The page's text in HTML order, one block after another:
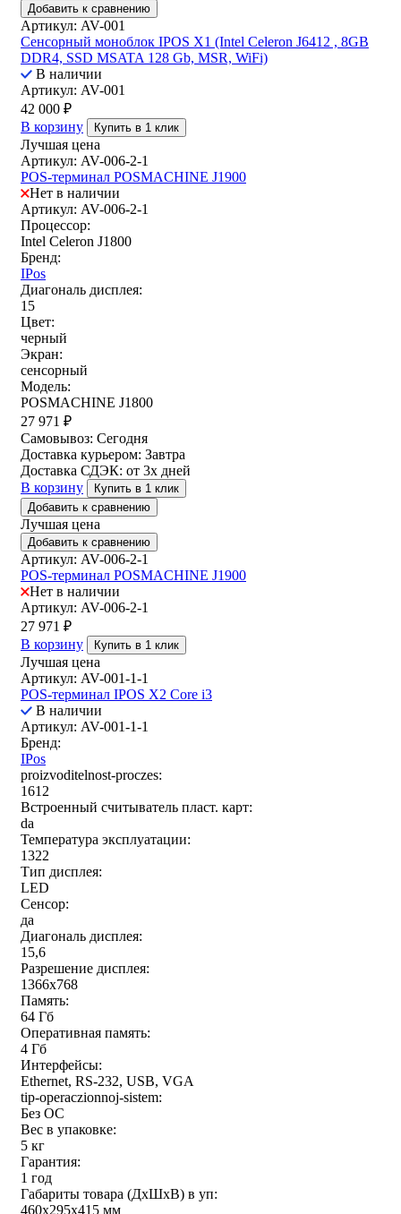
Добавить к сравнению
Артикул: AV-001
Сенсорный моноблок IPOS X1 (Intel Celeron J6412 , 8GB
DDR4, SSD MSATA 128 Gb, MSR, WiFi)
В наличии
Артикул: AV-001
42 000 ₽
В корзину
Купить в 1 клик
Лучшая цена
Артикул: AV-006-2-1
POS-терминал POSMACHINE J1900
Нет в наличии
Артикул: AV-006-2-1
Процессор:
Intel Celeron J1800
Бренд:
IPos
Диагональ дисплея:
15
Цвет:
черный
Экран:
сенсорный
Модель:
POSMACHINE J1800
27 971 ₽
Самовывоз: Сегодня
Доставка курьером: Завтра
Доставка СДЭК: от 3х дней
В корзину
Купить в 1 клик
Добавить к сравнению
Лучшая цена
Добавить к сравнению
Артикул: AV-006-2-1
POS-терминал POSMACHINE J1900
Нет в наличии
Артикул: AV-006-2-1
27 971 ₽
В корзину
Купить в 1 клик
Лучшая цена
Артикул: AV-001-1-1
POS-терминал IPOS X2 Core i3
В наличии
Артикул: AV-001-1-1
Бренд:
IPos
proizvoditelnost-proczes:
1612
Встроенный считыватель пласт. карт:
da
Температура эксплуатации:
1322
Тип дисплея:
LED
Сенсор:
да
Диагональ дисплея:
15,6
Разрешение дисплея:
1366x768
Память:
64 Гб
Оперативная память:
4 Гб
Интерфейсы:
Ethernet, RS-232, USB, VGA
tip-operaczionnoj-sistem:
Без ОС
Вес в упаковке:
5 кг
Гарантия:
1 год
Габариты товара (ДxШxВ) в уп:
460x295x415 мм